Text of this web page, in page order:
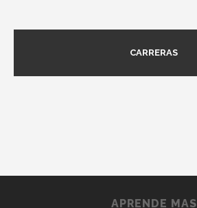
CARRERAS
APRENDE MAS